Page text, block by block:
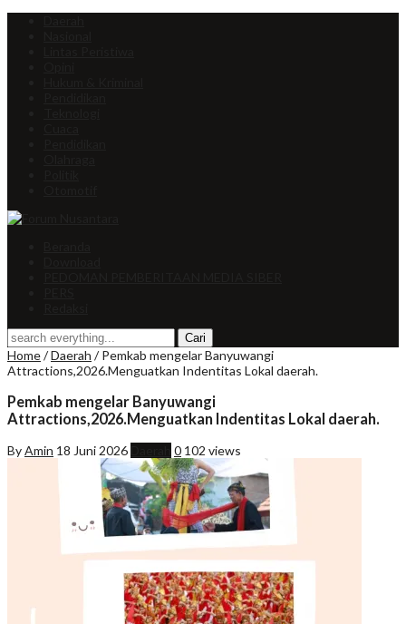
Home/Daerah /Pemkab mengelar Banyuwangi
Attractions,2026.Menguatkan Indentitas Lokal daerah.
Pemkab mengelar Banyuwangi
Attractions,2026.Menguatkan Indentitas Lokal daerah.
ByAmin 18 Juni 2026 0 102 views